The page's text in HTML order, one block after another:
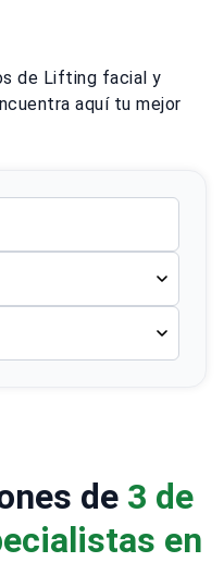
de Lifting facial y
aquí tu mejor
de 3 de
en